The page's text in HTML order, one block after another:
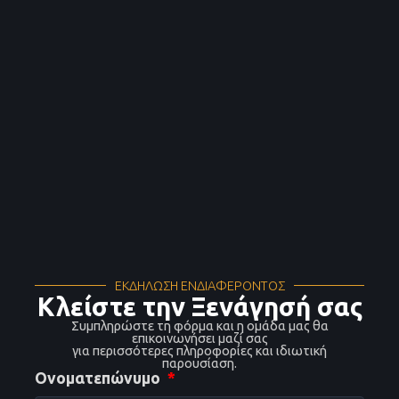
ΕΚΔΗΛΩΣΗ ΕΝΔΙΑΦΕΡΟΝΤΟΣ
Κλείστε την Ξενάγησή σας
Συμπληρώστε τη φόρμα και η ομάδα μας θα
επικοινωνήσει μαζί σας
για περισσότερες πληροφορίες και ιδιωτική
παρουσίαση.
Ονοματεπώνυμο